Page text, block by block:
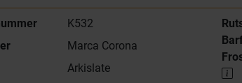
K532
Marca Corona
Arkislate